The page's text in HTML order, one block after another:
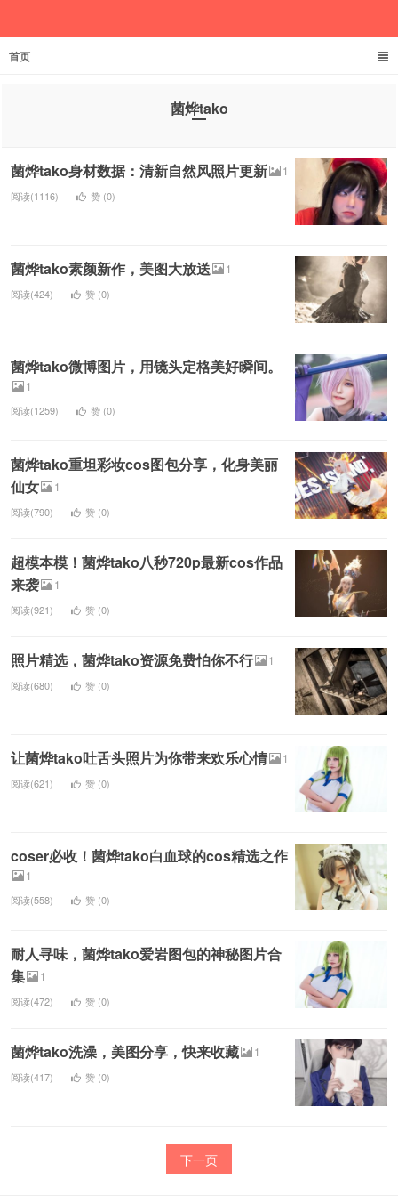
首页
菌烨tako
菌烨tako身材数据：清新自然风照片更新 1
阅读(1116) 赞 (0)
菌烨tako素颜新作，美图大放送 1
阅读(424) 赞 (0)
菌烨tako微博图片，用镜头定格美好瞬间。
1
阅读(1259) 赞 (0)
菌烨tako重坦彩妆cos图包分享，化身美丽
仙女
1
阅读(790) 赞 (0)
超模本模！菌烨tako八秒720p最新cos作品
来袭
1
阅读(921) 赞 (0)
照片精选，菌烨tako资源免费怕你不行 1
阅读(680) 赞 (0)
让菌烨tako吐舌头照片为你带来欢乐心情 1
阅读(621) 赞 (0)
coser必收！菌烨tako白血球的cos精选之作
1
阅读(558) 赞 (0)
耐人寻味，菌烨tako爱岩图包的神秘图片合
集
1
阅读(472) 赞 (0)
菌烨tako洗澡，美图分享，快来收藏 1
阅读(417) 赞 (0)
下一页